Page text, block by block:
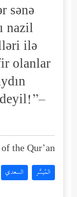
sənə
nazil
ilə
olanlar
the Qur’an:
المُيسَّر السعدي